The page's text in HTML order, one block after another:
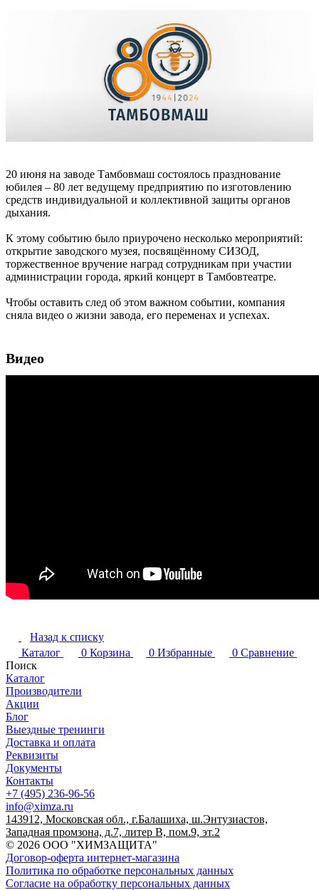
20 июня на заводе Тамбовмаш состоялось празднование
юбилея – 80 лет ведущему предприятию по изготовлению
средств индивидуальной и коллективной защиты органов
дыхания.
К этому событию было приурочено несколько мероприятий:
открытие заводского музея, посвящённому СИЗОД,
торжественное вручение наград сотрудникам при участии
администрации города, яркий концерт в Тамбовтеатре.
Чтобы оставить след об этом важном событии, компания
сняла видео о жизни завода, его переменах и успехах.
Видео
Назад к списку
Каталог
0 Корзина 0 Избранные 0 Сравнение
Поиск
Каталог
Производители
Акции
Блог
Выездные тренинги
Доставка и оплата
Реквизиты
Документы
Контакты
+7 (495) 236-96-56
info@ximza.ru
143912, Московская обл., г.Балашиха, ш.Энтузиастов,
Западная промзона, д.7, литер В, пом.9, эт.2
© 2026 ООО "ХИМЗАЩИТА"
Договор-оферта интернет-магазина
Политика по обработке персональных данных
Согласие на обработку персональных данных